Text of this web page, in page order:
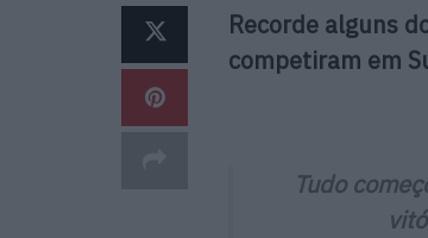
Recorde alguns
competiram em
Tudo